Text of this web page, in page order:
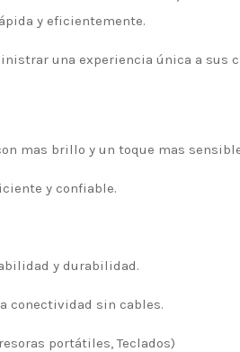
y eficientemente.
una experiencia única a sus
mas brillo y un toque mas
y confiable.
y durabilidad.
conectividad sin cables.
portátiles, Teclados)